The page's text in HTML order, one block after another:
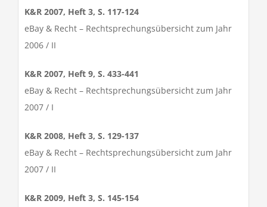
K&R 2007, Heft 3, S. 117-124
eBay & Recht – Rechtsprechungsübersicht zum Jahr
2006 / II
K&R 2007, Heft 9, S. 433-441
eBay & Recht – Rechtsprechungsübersicht zum Jahr
2007 / I
K&R 2008, Heft 3, S. 129-137
eBay & Recht – Rechtsprechungsübersicht zum Jahr
2007 / II
K&R 2009, Heft 3, S. 145-154